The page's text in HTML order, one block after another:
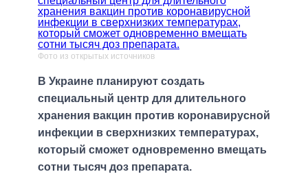
Фото из открытых источников
В Украине планируют создать
специальный центр для длительного
хранения вакцин против коронавирусной
инфекции в сверхнизких температурах,
который сможет одновременно вмещать
сотни тысяч доз препарата.